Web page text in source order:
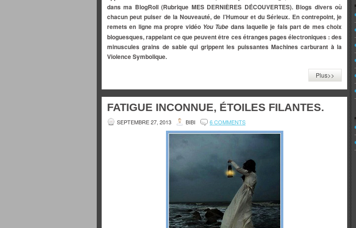
dans ma BlogRoll (Rubrique MES DERNIÈRES DÉCOUVERTES). Blogs divers où
chacun peut puiser de la Nouveauté, de l’Humour et du Sérieux. En contrepoint, je
remets en ligne ma propre vidéo You Tube dans laquelle je fais part de mes choix
bloguesques, rappelant ce que peuvent être ces étranges pages électroniques : des
minuscules grains de sable qui grippent les puissantes Machines carburant à la
Violence Symbolique.
Plus>>
FATIGUE INCONNUE, ÉTOILES FILANTES.
SEPTEMBRE 27, 2013 BIBI 6 COMMENTS